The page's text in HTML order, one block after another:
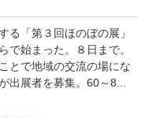
「第３回ほのぼの展」
で始まった。８日まで。
とで地域の交流の場にな
出展者を募集。60～8...